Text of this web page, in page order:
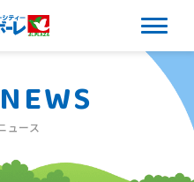
ュース